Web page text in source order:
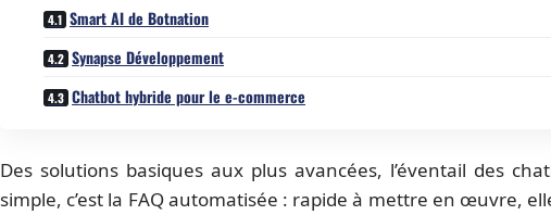
Smart AI de Botnation
Synapse Développement
Chatbot hybride pour le e-commerce
Des solutions basiques aux plus avancées, l’éventail des
simple, c’est la FAQ automatisée : rapide à mettre en œuvre,